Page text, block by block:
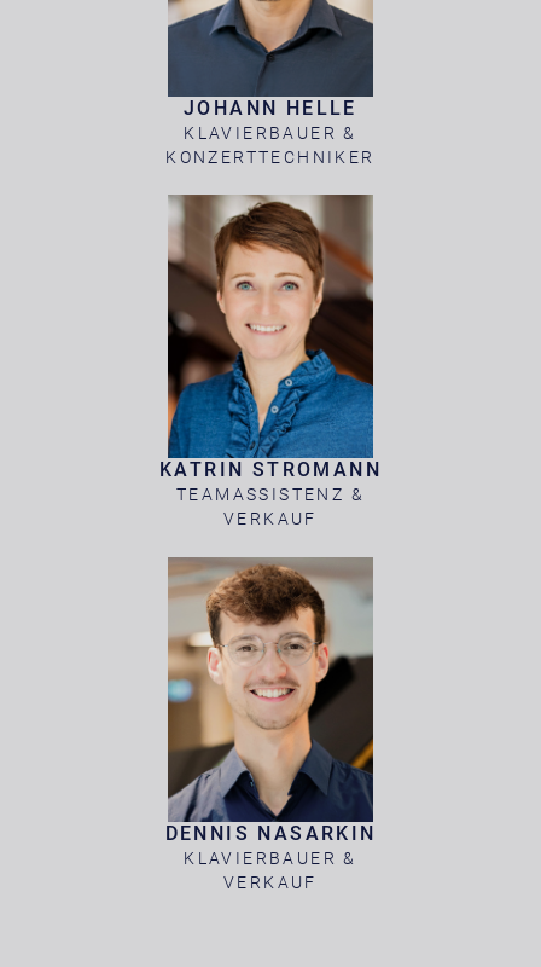
JOHANN HELLE
KLAVIERBAUER &
KONZERTTECHNIKER
KATRIN STROMANN
TEAMASSISTENZ &
VERKAUF
DENNIS NASARKIN
KLAVIERBAUER &
VERKAUF